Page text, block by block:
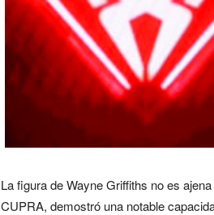
La figura de Wayne Griffiths no es
CUPRA, demostró una notable